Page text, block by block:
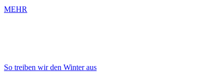
MEHR
So treiben wir den Winter aus